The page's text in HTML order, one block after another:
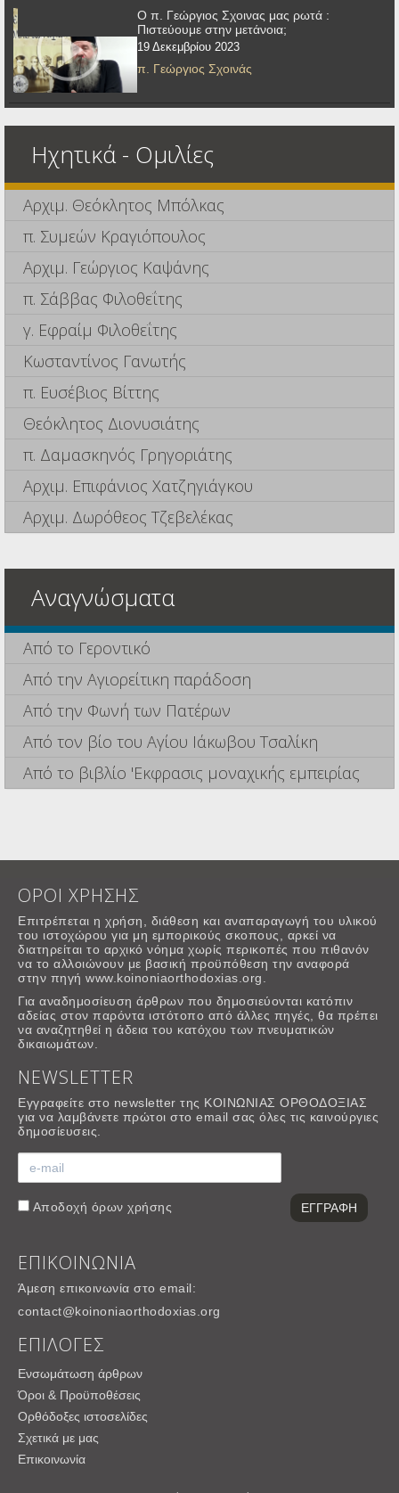
Ο π. Γεώργιος Σχοινας μας ρωτά :
Πιστεύουμε στην μετάνοια;
19 Δεκεμβρίου 2023
π. Γεώργιος Σχοινάς
Ηχητικά - Ομιλίες
Αρχιμ. Θεόκλητος Μπόλκας
π. Συμεών Κραγιόπουλος
Αρχιμ. Γεώργιος Καψάνης
π. Σάββας Φιλοθεΐτης
γ. Εφραίμ Φιλοθεΐτης
Κωσταντίνος Γανωτής
π. Ευσέβιος Βίττης
Θεόκλητος Διονυσιάτης
π. Δαμασκηνός Γρηγοριάτης
Αρχιμ. Επιφάνιος Χατζηγιάγκου
Αρχιμ. Δωρόθεος Τζεβελέκας
Αναγνώσματα
Από το Γεροντικό
Από την Αγιορείτικη παράδοση
Από την Φωνή των Πατέρων
Από τον βίο του Αγίου Ιάκωβου Τσαλίκη
Από το βιβλίο 'Εκφρασις μοναχικής εμπειρίας
ΟΡΟΙ ΧΡΗΣΗΣ
Επιτρέπεται η χρήση, διάθεση και αναπαραγωγή του υλικού
του ιστοχώρου για μη εμπορικούς σκοπους, αρκεί να
διατηρείται το αρχικό νόημα χωρίς περικοπές που πιθανόν
να το αλλοιώνουν με βασική προϋπόθεση την αναφορά
στην πηγή www.koinoniaorthodoxias.org.
Για αναδημοσίευση άρθρων που δημοσιεύονται κατόπιν
αδείας στον παρόντα ιστότοπο από άλλες πηγές, θα πρέπει
να αναζητηθεί η άδεια του κατόχου των πνευματικών
δικαιωμάτων.
NEWSLETTER
Εγγραφείτε στο newsletter της ΚΟΙΝΩΝΙΑΣ ΟΡΘΟΔΟΞΙΑΣ
για να λαμβάνετε πρώτοι στο email σας όλες τις καινούργιες
δημοσίευσεις.
Αποδοχή όρων χρήσης
ΕΠΙΚΟΙΝΩΝΙΑ
Άμεση επικοινωνία στο email:
contact@koinoniaorthodoxias.org
ΕΠΙΛΟΓΕΣ
Ενσωμάτωση άρθρων
Όροι & Προϋποθέσεις
Ορθόδοξες ιστοσελίδες
Σχετικά με μας
Επικοινωνία